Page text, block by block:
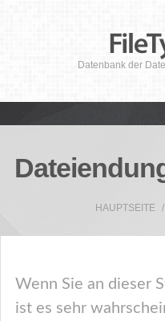
Datenbank der
HAUPTSEITE
Wenn Sie an dieser
ist es sehr